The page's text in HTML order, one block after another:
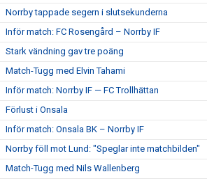
Norrby tappade segern i slutsekunderna
Inför match: FC Rosengård – Norrby IF
Stark vändning gav tre poäng
Match-Tugg med Elvin Tahami
Inför match: Norrby IF — FC Trollhättan
Förlust i Onsala
Inför match: Onsala BK – Norrby IF
Norrby föll mot Lund: "Speglar inte matchbilden"
Match-Tugg med Nils Wallenberg